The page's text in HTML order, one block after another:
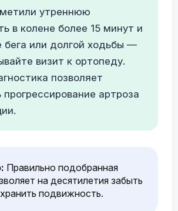
утреннюю
в колене более 15 минут и
бега или долгой ходьбы —
визит к ортопеду.
позволяет
артроза
Правильно подобранная
на десятилетия забыть
подвижность.